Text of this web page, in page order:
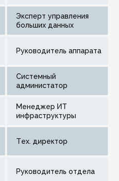
Эксперт управления
больших данных
Руководитель аппарата
Системный
администатор
Менеджер ИТ
инфраструктуры
Тех. директор
Руководитель отдела